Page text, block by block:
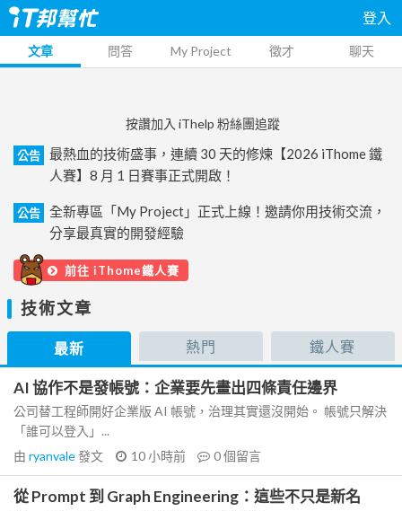
登入
文章 問答 My Project 徵才 聊天
按讚加入 iThelp 粉絲團追蹤
公告
最熱血的技術盛事，連續 30 天的修煉【2026 iThome 鐵
人賽】8 月 1 日賽事正式開啟！
公告
全新專區「My Project」正式上線！邀請你用技術交流，
分享最真實的開發經驗
前往 iThome鐵人賽
技術文章
最新 熱門 鐵人賽
AI 協作不是發帳號：企業要先畫出四條責任邊界
公司替工程師開好企業版 AI 帳號，治理其實還沒開始。 帳號只解決
「誰可以登入」...
由 ryanvale發文 10 小時前 0個留言
從 Prompt 到 Graph Engineering：這些不只是新名